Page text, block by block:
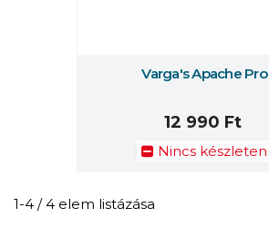
Varga's Apache Pro
12 990 Ft
Nincs készleten
1-4 / 4 elem listázása